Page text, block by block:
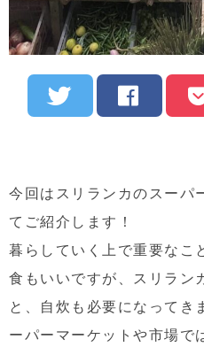
今回はスリランカのスーパ
てご紹介します！
暮らしていく上で重要なこ
食もいいですが、スリラン
と、自炊も必要になってき
ーパーマーケットや市場で